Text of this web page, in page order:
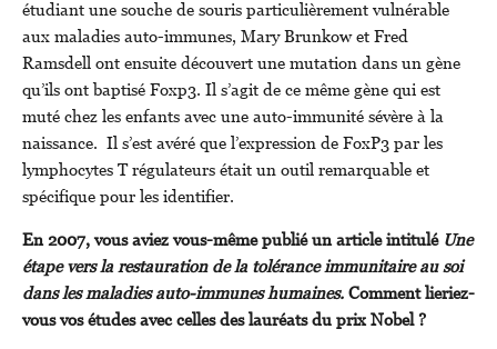
étudiant une souche de souris particulièrement vulnérable
aux maladies auto-immunes, Mary Brunkow et Fred
Ramsdell ont ensuite découvert une mutation dans un gène
qu’ils ont baptisé Foxp3. Il s’agit de ce même gène qui est
muté chez les enfants avec une auto-immunité sévère à la
naissance. Il s’est avéré que l’expression de FoxP3 par les
lymphocytes T régulateurs était un outil remarquable et
spécifique pour les identifier.
En 2007, vous aviez vous-même publié un article intitulé Une
étape vers la restauration de la tolérance immunitaire au soi
dans les maladies auto-immunes humaines.Comment lieriez-
vous vos études avec celles des lauréats du prix Nobel ?